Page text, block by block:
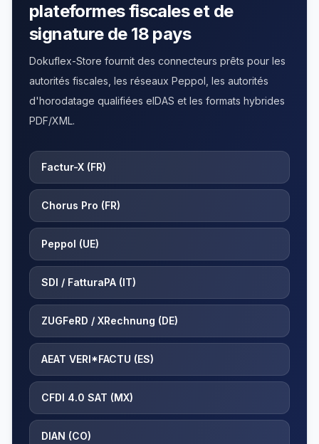
plateformes fiscales et de
signature de 18 pays
Dokuflex-Store fournit des connecteurs prêts pour les
autorités fiscales, les réseaux Peppol, les autorités
d'horodatage qualifiées eIDAS et les formats hybrides
PDF/XML.
Factur-X (FR)
Chorus Pro (FR)
Peppol (UE)
SDI / FatturaPA (IT)
ZUGFeRD / XRechnung (DE)
AEAT VERI*FACTU (ES)
CFDI 4.0 SAT (MX)
DIAN (CO)